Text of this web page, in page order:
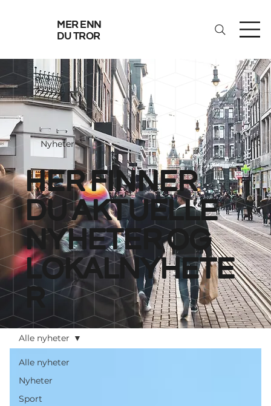
mer enn
du tror
Nyheter
her finner
du aktuelle
nyheter og
lokalnyhete
r
Alle nyheter
Nyheter
Sport
Alle nyheter